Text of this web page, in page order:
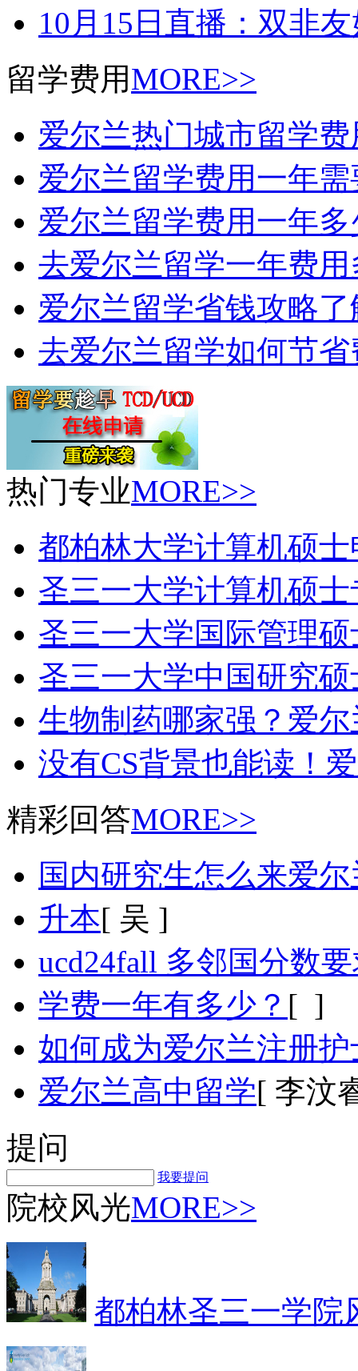
10月15日直播：双非
留学费用MORE>>
爱尔兰热门城市留学
爱尔兰留学费用一年需
爱尔兰留学费用一年多
去爱尔兰留学一年费用
爱尔兰留学省钱攻略
去爱尔兰留学如何节省
热门专业MORE>>
都柏林大学计算机硕
圣三一大学计算机硕
圣三一大学国际管理
圣三一大学中国研究
生物制药哪家强？爱
没有CS背景也能读！
精彩回答MORE>>
国内研究生怎么来爱尔
升本[ 吴 ]
ucd24fall 多邻国分数
学费一年有多少？ [ ]
如何成为爱尔兰注册护
爱尔兰高中留学[ 李汶
提问
我要提问
院校风光MORE>>
都柏林圣三一学院